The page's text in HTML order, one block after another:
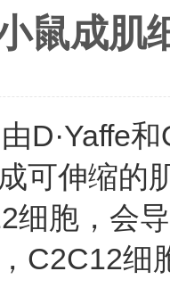
鼠成肌
D·Yaffe
可伸缩的
细胞，会
C2C12细